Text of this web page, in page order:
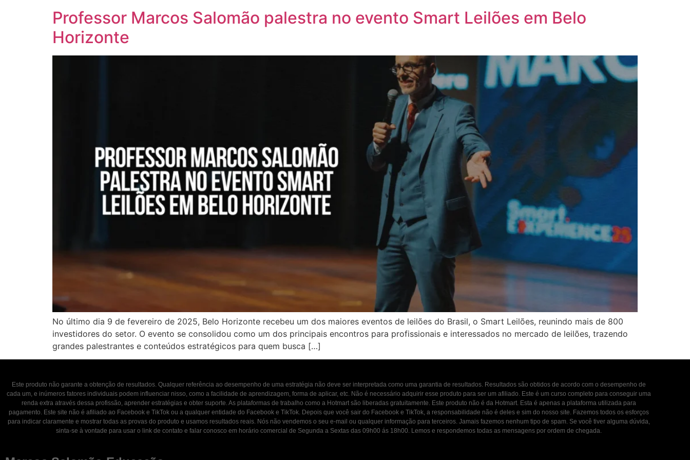
Professor Marcos Salomão palestra no evento Smart Leilões em Belo
Horizonte
No último dia 9 de fevereiro de 2025, Belo Horizonte recebeu um dos maiores eventos de leilões do Brasil, o Smart Leilões, reunindo mais de 800
investidores do setor. O evento se consolidou como um dos principais encontros para profissionais e interessados no mercado de leilões, trazendo
grandes palestrantes e conteúdos estratégicos para quem busca […]
Este produto não garante a obtenção de resultados. Qualquer referência ao desempenho de uma estratégia não deve ser interpretada como uma garantia de resultados. Resultados são obtidos de acordo com o desempenho de
cada um, e inúmeros fatores individuais podem influenciar nisso, como a facilidade de aprendizagem, forma de aplicar, etc. Não é necessário adquirir esse produto para ser um afiliado. Este é um curso completo para conseguir uma
renda extra através dessa profissão, aprender estratégias e obter suporte. As plataformas de trabalho como a Hotmart são liberadas gratuitamente. Este produto não é da Hotmart. Esta é apenas a plataforma utilizada para
pagamento. Este site não é afiliado ao Facebook e TikTok ou a qualquer entidade do Facebook e TikTok. Depois que você sair do Facebook e TikTok, a responsabilidade não é deles e sim do nosso site. Fazemos todos os esforços
para indicar claramente e mostrar todas as provas do produto e usamos resultados reais. Nós não vendemos o seu e-mail ou qualquer informação para terceiros. Jamais fazemos nenhum tipo de spam. Se você tiver alguma dúvida,
sinta-se à vontade para usar o link de contato e falar conosco em horário comercial de Segunda a Sextas das 09h00 ás 18h00. Lemos e respondemos todas as mensagens por ordem de chegada.